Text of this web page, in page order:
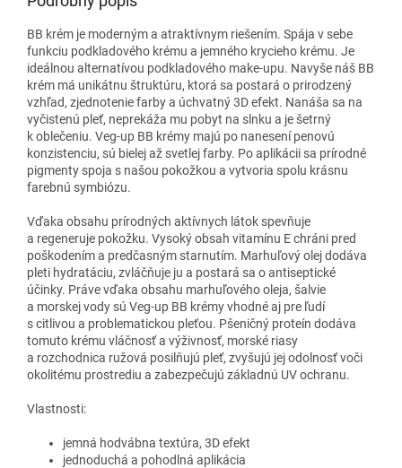
Bieletrojvrstvové vankúšiky sú vyrobené zo 70% z
bambusových vlákien a z 30% z bio-bavlny. Jemne
pokožku dočistia, odstraňujú všetky zostávajúce
nečistoty a zanechávajú vašu pleť sviežu a žiariacu. Sú
mimoriadne jemné a pri čistení šetrné, pokožku
nedráždia. Súčasťou je aj praktické vrecko na pranie.
BB krém je moderným a atraktívnym riešením. Spája v sebe
funkciu podkladového krému a jemného krycieho krému. Je
ideálnou alternatívou podkladového make-upu. Navyše náš BB
krém má unikátnu štruktúru, ktorá sa postará o prirodzený
vzhľad, zjednotenie farby a úchvatný 3D efekt. Nanáša sa na
vyčistenú pleť, neprekáža mu pobyt na slnku a je šetrný
k oblečeniu. Veg-up BB krémy majú po nanesení penovú
konzistenciu, sú bielej až svetlej farby. Po aplikácii sa prírodné
pigmenty spoja s našou pokožkou a vytvoria spolu krásnu
farebnú symbiózu.
Vďaka obsahu prírodných aktívnych látok spevňuje
a regeneruje pokožku. Vysoký obsah vitamínu E chráni pred
poškodením a predčasným starnutím. Marhuľový olej dodáva
pleti hydratáciu, zvláčňuje ju a postará sa o antiseptické
účinky. Práve vďaka obsahu marhuľového oleja, šalvie
a morskej vody sú Veg-up BB krémy vhodné aj pre ľudí
s citlivou a problematickou pleťou. Pšeničný proteín dodáva
tomuto krému vláčnosť a výživnosť, morské riasy
a rozchodnica ružová posilňujú pleť, zvyšujú jej odolnosť voči
okolitému prostrediu a zabezpečujú základnú UV ochranu.
Vlastnosti:
jemná hodvábna textúra, 3D efekt
jednoduchá a pohodlná aplikácia